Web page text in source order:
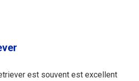
est souvent est excellent